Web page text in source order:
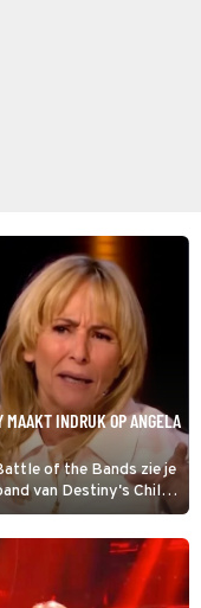
INDRUK OP ANGELA
of the Bands zie je
van Destiny's Child,
met hun versie
En haar collega
'75.